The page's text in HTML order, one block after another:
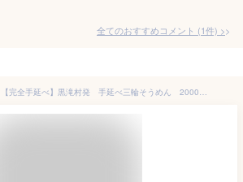
全てのおすすめコメント (1件) >
【ふるさと納税】【完全手延べ】黒滝村発 手延べ三輪そうめん 2000g(50g×40束)_ そうめん 素麺 手延べ 三輪 麺類 乾麺 人気 おすすめ 送料無料 贈答 ギフト にゅう麺 三輪素麺 ブランド 【1229898】